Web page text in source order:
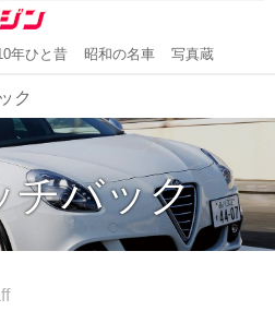
年ひと昔 昭和の名車 写真蔵
ク
チバック